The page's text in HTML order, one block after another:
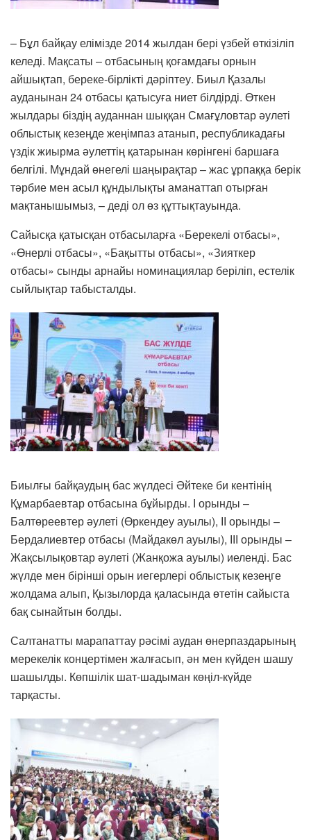
– Бұл байқау елімізде 2014 жылдан бері үзбей өткізіліп
келеді. Мақсаты – отбасының қоғамдағы орнын
айшықтап, береке-бірлікті дәріптеу. Биыл Қазалы
ауданынан 24 отбасы қатысуға ниет білдірді. Өткен
жылдары біздің ауданнан шыққан Смағұловтар әулеті
облыстық кезеңде жеңімпаз атанып, республикадағы
үздік жиырма әулеттің қатарынан көрінгені баршаға
белгілі. Мұндай өнегелі шаңырақтар – жас ұрпаққа берік
тәрбие мен асыл құндылықты аманаттап отырған
мақтанышымыз, – деді ол өз құттықтауында.
Сайысқа қатысқан отбасыларға «Берекелі отбасы»,
«Өнерлі отбасы», «Бақытты отбасы», «Зияткер
отбасы» сынды арнайы номинациялар беріліп, естелік
сыйлықтар табысталды.
Биылғы байқаудың бас жүлдесі Әйтеке би кентінің
Құмарбаевтар отбасына бұйырды. І орынды –
Балтөреевтер әулеті (Өркендеу ауылы), ІІ орынды –
Бердалиевтер отбасы (Майдакөл ауылы), ІІІ орынды –
Жақсылықовтар әулеті (Жанқожа ауылы) иеленді. Бас
жүлде мен бірінші орын иегерлері облыстық кезеңге
жолдама алып, Қызылорда қаласында өтетін сайыста
бақ сынайтын болды.
Салтанатты марапаттау рәсімі аудан өнерпаздарының
мерекелік концертімен жалғасып, ән мен күйден шашу
шашылды. Көпшілік шат-шадыман көңіл-күйде
тарқасты.